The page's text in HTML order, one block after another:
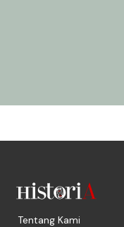
Tentang Kami